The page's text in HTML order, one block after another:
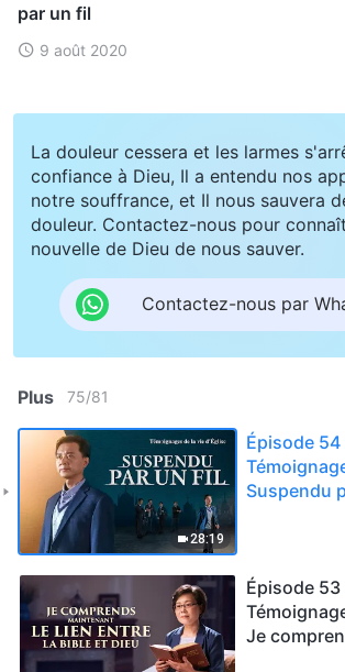
par un fil
9 août 2020
La douleur cessera et les larmes
confiance à Dieu, Il a entendu nos
notre souffrance, et Il nous sauvera
douleur. Contactez-nous pour
nouvelle de Dieu de nous sauver.
Contactez-nous par
Plus 75/81
28:19
Épisode 54
Suspendu
Épisode 53
Je